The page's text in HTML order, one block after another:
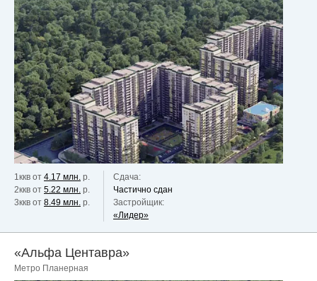
1ккв от 4.17 млн. р.
2ккв от 5.22 млн. р.
3ккв от 8.49 млн. р.
Сдача:
Частично сдан
Застройщик:
«Лидер»
«Альфа Центавра»
Метро Планерная